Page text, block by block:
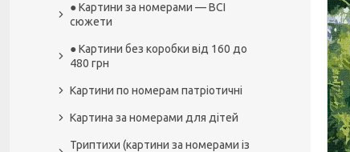
● Картини за номерами — ВСІ
сюжети
● Картини без коробки від 160 до
480 грн
Картини по номерам патріотичні
Картина за номерами для дітей
Триптихи (картини за номерами із